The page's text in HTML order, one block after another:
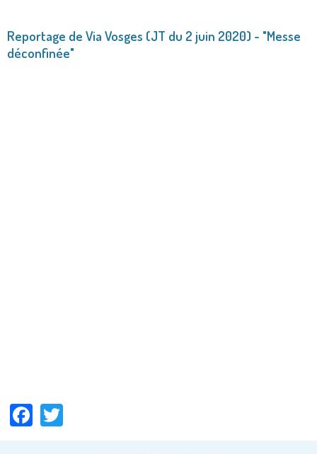
Reportage de Via Vosges (JT du 2 juin 2020) - "Messe
déconfinée"
Facebook